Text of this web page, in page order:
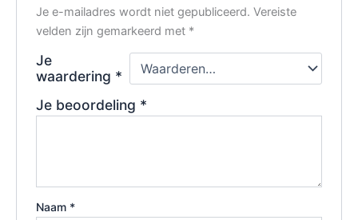
Je e-mailadres wordt niet gepubliceerd. Vereiste
velden zijn gemarkeerd met *
Je
waardering *
Je beoordeling *
Naam *